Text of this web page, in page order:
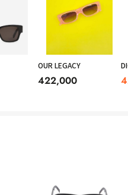
OUR LEGACY
422,000